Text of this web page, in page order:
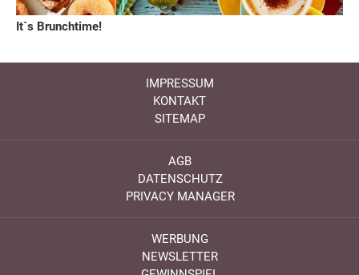
It`s Brunchtime!
IMPRESSUM
KONTAKT
SITEMAP
AGB
DATENSCHUTZ
PRIVACY MANAGER
WERBUNG
NEWSLETTER